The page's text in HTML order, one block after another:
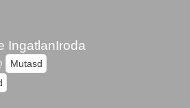
IngatlanIroda
Mutasd